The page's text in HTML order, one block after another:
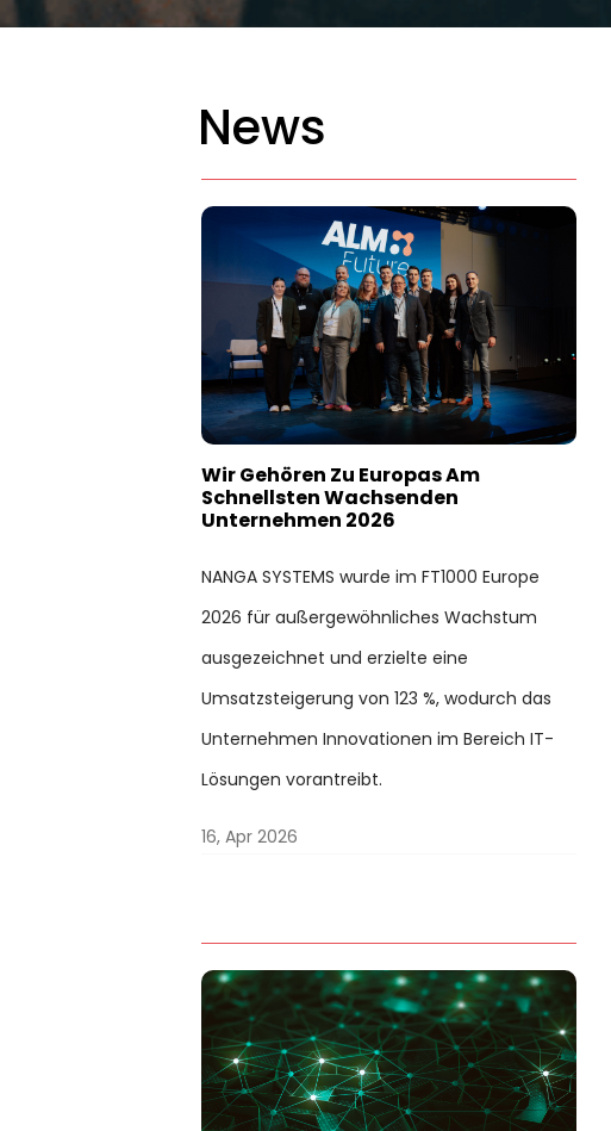
News
Wir Gehören Zu Europas Am
Schnellsten Wachsenden
Unternehmen 2026
16, Apr 2026
NANGA SYSTEMS wurde im FT1000 Europe
2026 für außergewöhnliches Wachstum
ausgezeichnet und erzielte eine
Umsatzsteigerung von 123 %, wodurch das
Unternehmen Innovationen im Bereich IT-
Lösungen vorantreibt.